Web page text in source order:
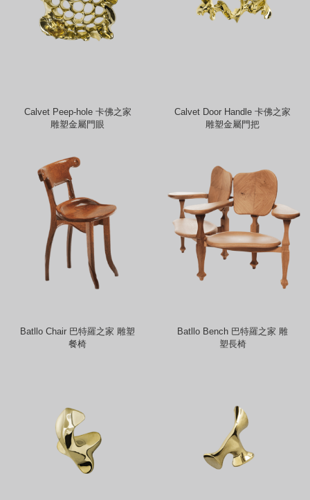
Calvet Peep-hole 卡佛之家
雕塑金屬門眼
Calvet Door Handle 卡佛之家
雕塑金屬門把
Batllo Chair 巴特羅之家 雕塑
餐椅
Batllo Bench 巴特羅之家 雕
塑長椅